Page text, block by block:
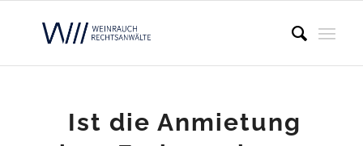
Ist die Anmietung